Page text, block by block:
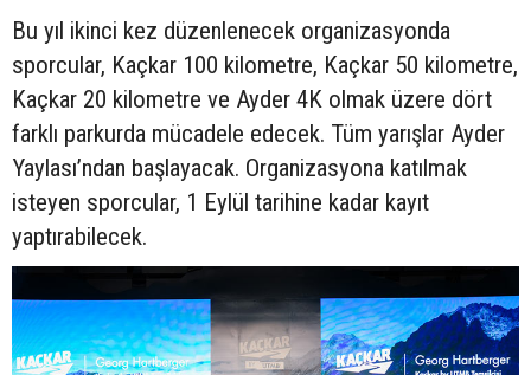
Bu yıl ikinci kez düzenlenecek organizasyonda
sporcular, Kaçkar 100 kilometre, Kaçkar 50 kilometre,
Kaçkar 20 kilometre ve Ayder 4K olmak üzere dört
farklı parkurda mücadele edecek. Tüm yarışlar Ayder
Yaylası’ndan başlayacak. Organizasyona katılmak
isteyen sporcular, 1 Eylül tarihine kadar kayıt
yaptırabilecek.